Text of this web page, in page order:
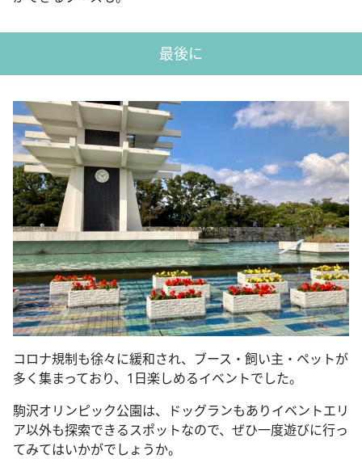
最後に
コロナ規制も徐々に緩和され、ブース・飼い主・ペットが
多く集まっており、1日楽しめるイベントでした。
駒沢オリンピック公園は、ドッグランもありイベントエリ
ア以外も探索できるスポットなので、ぜひ一度遊びに行っ
てみてはいかがでしょうか。